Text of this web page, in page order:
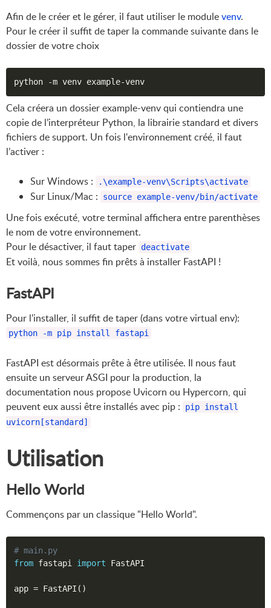
Afin de le créer et le gérer, il faut utiliser le modulevenv.
Pour le créer il suffit de taper la commande suivante dans le
dossier de votre choix
Cela créera un dossier example-venv qui contiendra une
copie de l’interpréteur Python, la librairie standard et divers
fichiers de support. Un fois l'environnement créé, il faut
l’activer :
Sur Windows : .\example-venv\Scripts\activate
Sur Linux/Mac : source example-venv/bin/activate
Une fois exécuté, votre terminal affichera entre parenthèses
le nom de votre environnement.
Pour le désactiver, il faut taper deactivate
Et voilà, nous sommes fin prêts à installer FastAPI !
FastAPI
Pour l'installer, il suffit de taper (dans votre virtual env):
python -m pip install fastapi
FastAPI est désormais prête à être utilisée. Il nous faut
ensuite un serveur ASGI pour la production, la
documentation nous propose Uvicorn ou Hypercorn, qui
peuvent eux aussi être installés avec pip :
pip install
uvicorn[standard]
Utilisation
Hello World
Commençons par un classique "Hello World".
# main.py
from fastapi import FastAPI
app = FastAPI ( )